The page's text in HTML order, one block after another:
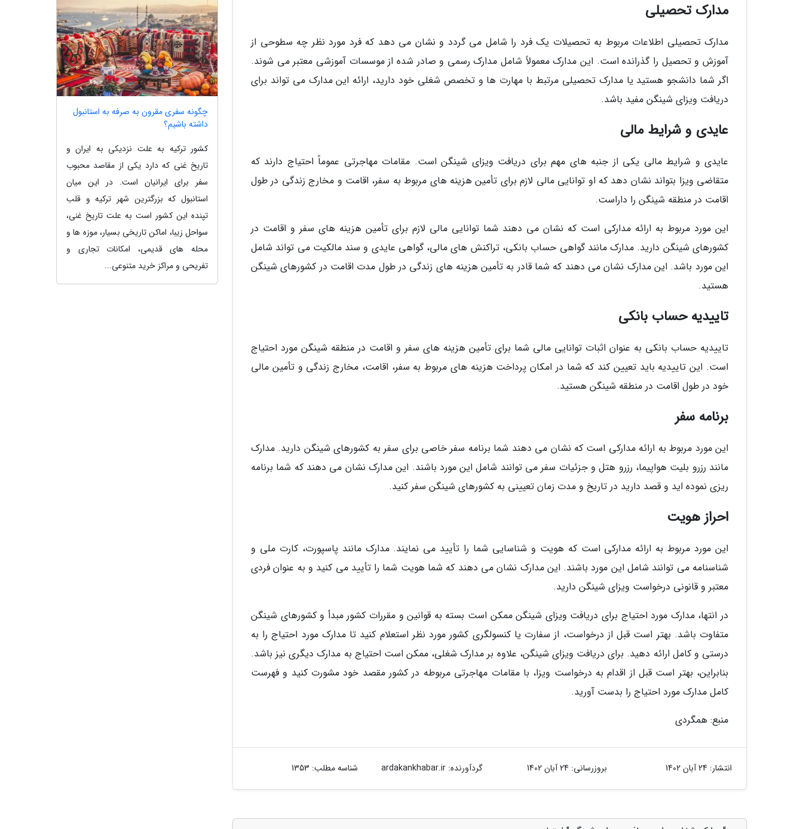
مدارک تحصیلی
مدارک تحصیلی اطلاعات مربوط به تحصیلات یک فرد را شامل می گردد و نشان می دهد که فرد مورد نظر چه سطوحی از
آموزش و تحصیل را گذرانده است. این مدارک معمولاً شامل مدارک رسمی و صادر شده از موسسات آموزشی معتبر می شوند.
اگر شما دانشجو هستید یا مدارک تحصیلی مرتبط با مهارت ها و تخصص شغلی خود دارید، ارائه این مدارک می تواند برای
دریافت ویزای شینگن مفید باشد.
عایدی و شرایط مالی
عایدی و شرایط مالی یکی از جنبه های مهم برای دریافت ویزای شینگن است. مقامات مهاجرتی عموماً احتیاج دارند که
متقاضی ویزا بتواند نشان دهد که او توانایی مالی لازم برای تأمین هزینه های مربوط به سفر، اقامت و مخارج زندگی در طول
اقامت در منطقه شینگن را داراست.
این مورد مربوط به ارائه مدارکی است که نشان می دهند شما توانایی مالی لازم برای تأمین هزینه های سفر و اقامت در
کشورهای شینگن دارید. مدارک مانند گواهی حساب بانکی، تراکنش های مالی، گواهی عایدی و سند مالکیت می تواند شامل
این مورد باشد. این مدارک نشان می دهند که شما قادر به تأمین هزینه های زندگی در طول مدت اقامت در کشورهای شینگن
هستید.
تاییدیه حساب بانکی
تاییدیه حساب بانکی به عنوان اثبات توانایی مالی شما برای تأمین هزینه های سفر و اقامت در منطقه شینگن مورد احتیاج
است. این تاییدیه باید تعیین کند که شما در امکان پرداخت هزینه های مربوط به سفر، اقامت، مخارج زندگی و تأمین مالی
خود در طول اقامت در منطقه شینگن هستید.
برنامه سفر
این مورد مربوط به ارائه مدارکی است که نشان می دهند شما برنامه سفر خاصی برای سفر به کشورهای شینگن دارید. مدارک
مانند رزرو بلیت هواپیما، رزرو هتل و جزئیات سفر می توانند شامل این مورد باشند. این مدارک نشان می دهند که شما برنامه
ریزی نموده اید و قصد دارید در تاریخ و مدت زمان تعیینی به کشورهای شینگن سفر کنید.
احراز هویت
این مورد مربوط به ارائه مدارکی است که هویت و شناسایی شما را تأیید می نمایند. مدارک مانند پاسپورت، کارت ملی و
شناسنامه می توانند شامل این مورد باشند. این مدارک نشان می دهند که شما هویت شما را تأیید می کنید و به عنوان فردی
معتبر و قانونی درخواست ویزای شینگن دارید.
در انتها، مدارک مورد احتیاج برای دریافت ویزای شینگن ممکن است بسته به قوانین و مقررات کشور مبدأ و کشورهای شینگن
متفاوت باشد. بهتر است قبل از درخواست، از سفارت یا کنسولگری کشور مورد نظر استعلام کنید تا مدارک مورد احتیاج را به
درستی و کامل ارائه دهید. برای دریافت ویزای شینگن، علاوه بر مدارک شغلی، ممکن است احتیاج به مدارک دیگری نیز باشد.
بنابراین، بهتر است قبل از اقدام به درخواست ویزا، با مقامات مهاجرتی مربوطه در کشور مقصد خود مشورت کنید و فهرست
کامل مدارک مورد احتیاج را بدست آورید.
منبع: همگردی
انتشار: 24 آبان 1402 بروزرسانی: 24 آبان 1402 گردآورنده:ardakankhabar.ir شناسه مطلب: 1353
چگونه سفری مقرون به صرفه به استانبول
داشته باشیم؟
کشور ترکیه به علت نزدیکی به ایران و
تاریخ غنی که دارد یکی از مقاصد محبوب
سفر برای ایرانیان است. در این میان
استانبول که بزرگترین شهر ترکیه و قلب
تپنده این کشور است به علت تاریخ غنی،
سواحل زیبا، اماکن تاریخی بسیار، موزه ها و
محله های قدیمی، امکانات تجاری و
تفریحی و مراکز خرید متنوعی...